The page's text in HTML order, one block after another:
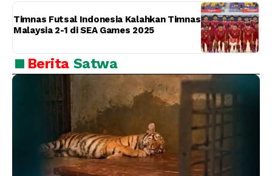
Timnas Futsal Indonesia Kalahkan Timnas
Malaysia 2-1 di SEA Games 2025
Berita Satwa